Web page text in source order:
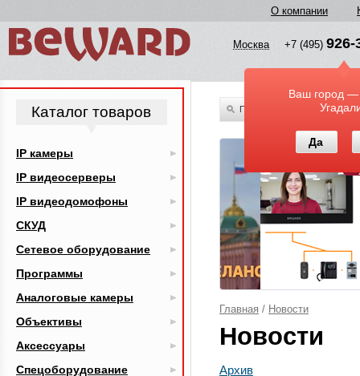
О компании
Москва +7 (495) 926-
Ваш город —
Да
По всему каталогу
Главная / Новости
Новости
Архив
Каталог товаров
IP камеры
IP видеосерверы
IP видеодомофоны
СКУД
Сетевое оборудование
Программы
Аналоговые камеры
Объективы
Аксессуары
Спецоборудование